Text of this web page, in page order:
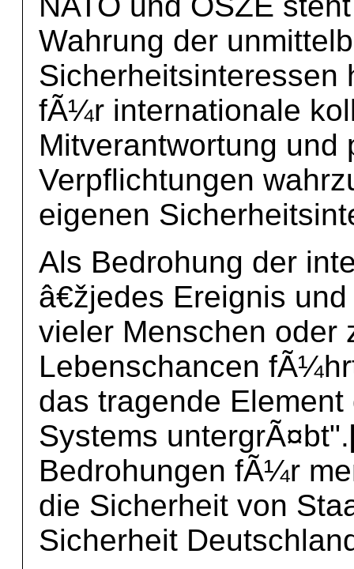
Wahrung der
Sicherheitsinteressen
fÃ¼r internationale
Mitverantwortung und
Verpflichtungen
eigenen
Als Bedrohung der
â€žjedes Ereignis
vieler Menschen oder
Lebenschancen
das tragende
Systems untergrÃ¤bt".
Bedrohungen fÃ¼r
die Sicherheit von
Sicherheit